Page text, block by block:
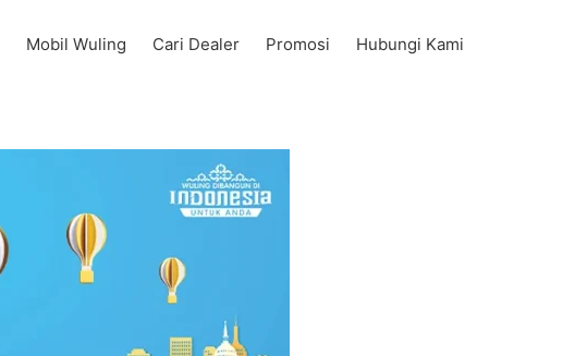
Mobil Wuling Cari Dealer Promosi Hubungi Kami